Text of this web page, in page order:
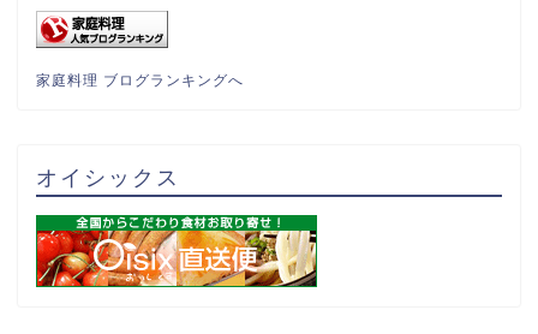
家庭料理 ブログランキングへ
オイシックス